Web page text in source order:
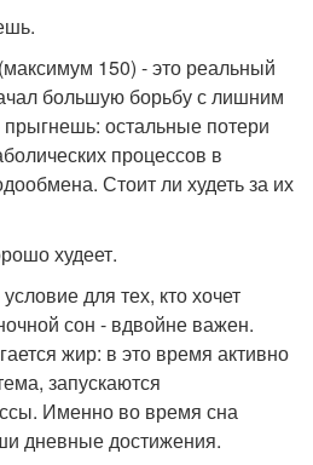
150) - это реальный
большую борьбу с лишним
остальные потери
процессов в
Стоит ли худеть за их
худеет.
для тех, кто хочет
сон - вдвойне важен.
жир: в это время активно
запускаются
Именно во время сна
дневные достижения.